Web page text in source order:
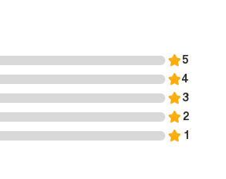
5
4
3
2
1